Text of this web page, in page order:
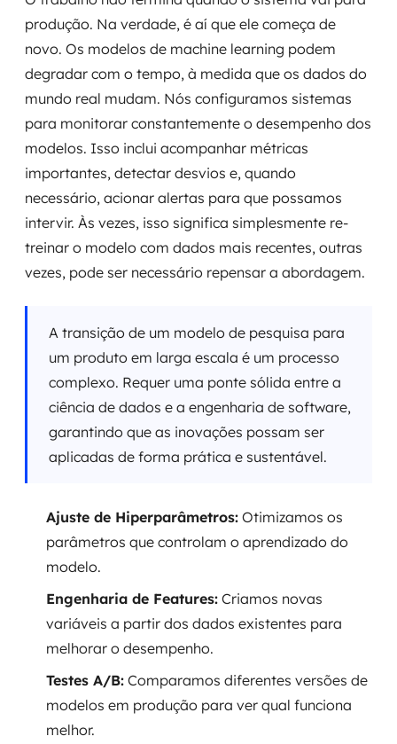
produção. Na verdade, é aí que ele começa de
novo. Os modelos de machine learning podem
degradar com o tempo, à medida que os dados do
mundo real mudam. Nós configuramos sistemas
para monitorar constantemente o desempenho dos
modelos. Isso inclui acompanhar métricas
importantes, detectar desvios e, quando
necessário, acionar alertas para que possamos
intervir. Às vezes, isso significa simplesmente re-
treinar o modelo com dados mais recentes, outras
vezes, pode ser necessário repensar a abordagem.
A transição de um modelo de pesquisa para
um produto em larga escala é um processo
complexo. Requer uma ponte sólida entre a
ciência de dados e a engenharia de software,
garantindo que as inovações possam ser
aplicadas de forma prática e sustentável.
Ajuste de Hiperparâmetros: Otimizamos os
parâmetros que controlam o aprendizado do
modelo.
Engenharia de Features: Criamos novas
variáveis a partir dos dados existentes para
melhorar o desempenho.
Testes A/B: Comparamos diferentes versões de
modelos em produção para ver qual funciona
melhor.